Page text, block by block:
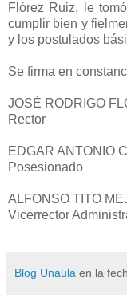
Flórez Ruiz, le
cumplir bien y
y los postulados
Se firma en
JOSÉ RODRIGO
Rector
EDGAR ANTONIO
Posesionado
ALFONSO TITO
Vicerrector
Blog Unaula en la